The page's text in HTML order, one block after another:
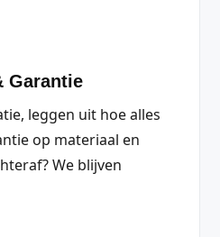
Garantie
leggen uit hoe alles
op materiaal en
We blijven